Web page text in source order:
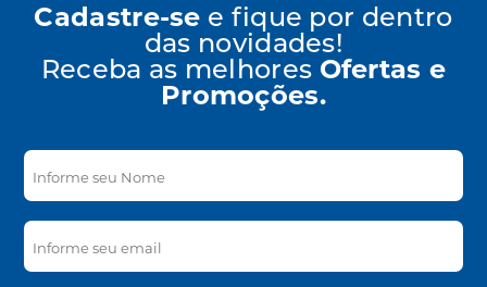
Cadastre-se e fique por dentro
das novidades!
Receba as melhores Ofertas e
Promoções.